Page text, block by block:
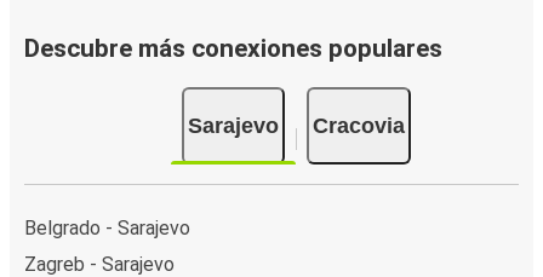
Descubre más conexiones populares
Sarajevo Cracovia
Belgrado - Sarajevo
Zagreb - Sarajevo